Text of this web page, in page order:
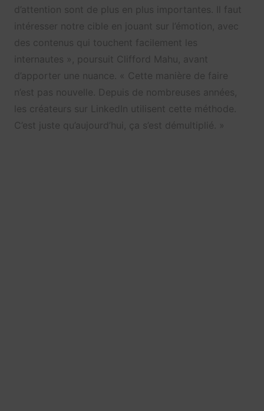
d’attention sont de plus en plus importantes. Il faut
intéresser notre cible en jouant sur l’émotion, avec
des contenus qui touchent facilement les
internautes », poursuit Clifford Mahu, avant
d’apporter une nuance. « Cette manière de faire
n’est pas nouvelle. Depuis de nombreuses années,
les créateurs sur LinkedIn utilisent cette méthode.
C’est juste qu’aujourd’hui, ça s’est démultiplié. »